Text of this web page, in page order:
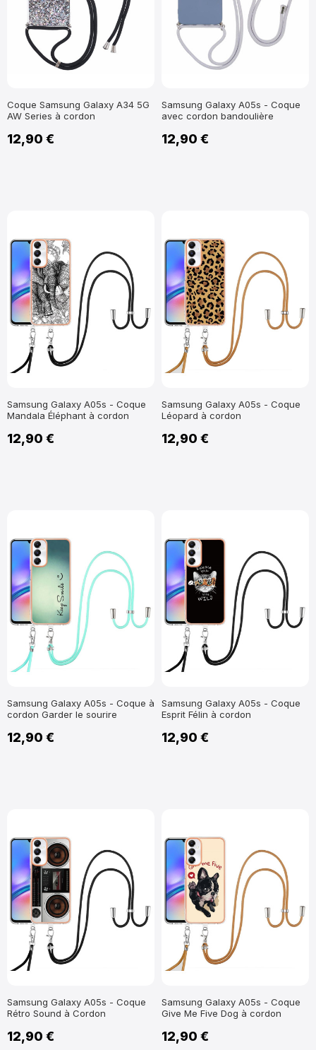
Coque Samsung Galaxy A34 5G
AW Series à cordon
12,90 €
Samsung Galaxy A05s - Coque
avec cordon bandoulière
12,90 €
Samsung Galaxy A05s - Coque
Mandala Éléphant à cordon
12,90 €
Samsung Galaxy A05s - Coque
Léopard à cordon
12,90 €
Samsung Galaxy A05s - Coque à
cordon Garder le sourire
12,90 €
Samsung Galaxy A05s - Coque
Esprit Félin à cordon
12,90 €
Samsung Galaxy A05s - Coque
Rétro Sound à Cordon
12,90 €
Samsung Galaxy A05s - Coque
Give Me Five Dog à cordon
12,90 €